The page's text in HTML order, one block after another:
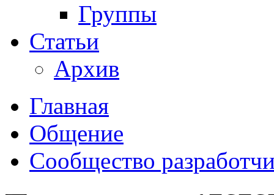
Группы
Статьи
Архив
Главная
Общение
Сообщество